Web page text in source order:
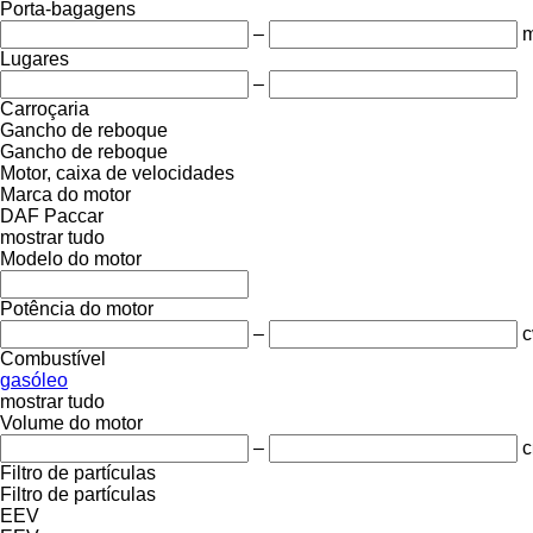
Porta-bagagens
–
Lugares
–
Carroçaria
Gancho de reboque
Gancho de reboque
Motor, caixa de velocidades
Marca do motor
DAF Paccar
mostrar tudo
Modelo do motor
Potência do motor
–
Combustível
gasóleo
mostrar tudo
Volume do motor
–
Filtro de partículas
Filtro de partículas
EEV